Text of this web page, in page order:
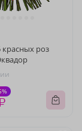
красных роз